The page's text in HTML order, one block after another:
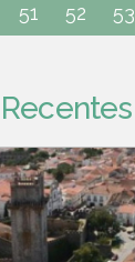
51 52 53